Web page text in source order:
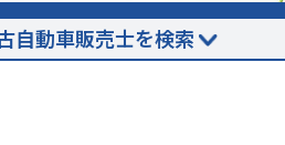
自動車販売士を検索